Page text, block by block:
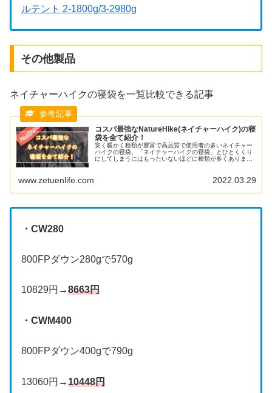
ルテント 2-1800g/3-2980g
その他製品
ネイチャーハイクの寝袋を一覧比較できる記事
コスパ最強なNatureHike(ネイチャーハイク)の寝
袋を全て紹介！
安く暖かく種類が豊富で高品質で使用者の多いネイチャー
ハイクの寝袋。「ネイチャーハイクの寝袋」とひとくくり
にしてしまうにはもったいないほどに種類が多くありま
www.zetuenlife.com 2022.03.29
・CW280
800FPダウン280gで570g
10829円→8663円
・CWM400
800FPダウン400gで790g
13060円→10448円